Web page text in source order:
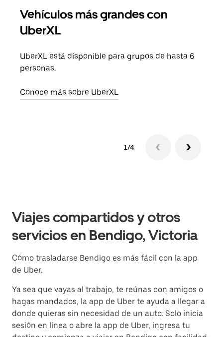
Vehículos más grandes con
UberXL
UberXL está disponible para grupos de hasta 6
personas.
Conoce más sobre UberXL
1/4
Viajes compartidos y otros
servicios en Bendigo, Victoria
Cómo trasladarse Bendigo es más fácil con la app
de Uber.
Ya sea que vayas al trabajo, te reúnas con amigos o
hagas mandados, la app de Uber te ayuda a llegar a
donde quieras sin necesidad de un auto. Solo inicia
sesión en línea o abre la app de Uber, ingresa tu